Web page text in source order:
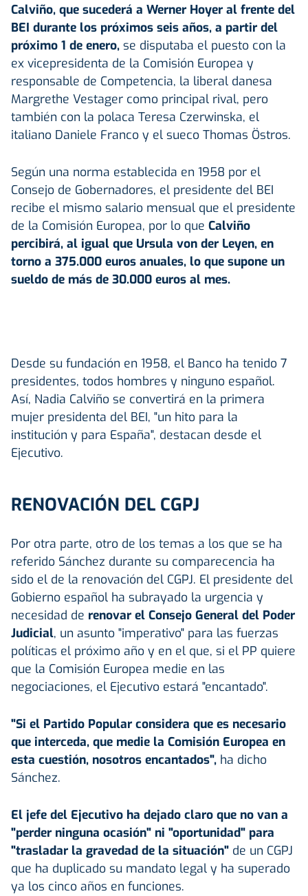
Calviño, que sucederá a Werner Hoyer al frente del
BEI durante los próximos seis años, a partir del
próximo 1 de enero, se disputaba el puesto con la
ex vicepresidenta de la Comisión Europea y
responsable de Competencia, la liberal danesa
Margrethe Vestager como principal rival, pero
también con la polaca Teresa Czerwinska, el
italiano Daniele Franco y el sueco Thomas Östros.
Según una norma establecida en 1958 por el
Consejo de Gobernadores, el presidente del BEI
recibe el mismo salario mensual que el presidente
de la Comisión Europea, por lo que Calviño
percibirá, al igual que Ursula von der Leyen, en
torno a 375.000 euros anuales, lo que supone un
sueldo de más de 30.000 euros al mes.
Desde su fundación en 1958, el Banco ha tenido 7
presidentes, todos hombres y ninguno español.
Así, Nadia Calviño se convertirá en la primera
mujer presidenta del BEI, "un hito para la
institución y para España", destacan desde el
Ejecutivo.
RENOVACIÓN DEL CGPJ
Por otra parte, otro de los temas a los que se ha
referido Sánchez durante su comparecencia ha
sido el de la renovación del CGPJ. El presidente del
Gobierno español ha subrayado la urgencia y
necesidad de renovar el Consejo General del Poder
Judicial, un asunto "imperativo" para las fuerzas
políticas el próximo año y en el que, si el PP quiere
que la Comisión Europea medie en las
negociaciones, el Ejecutivo estará "encantado".
"Si el Partido Popular considera que es necesario
que interceda, que medie la Comisión Europea en
esta cuestión, nosotros encantados", ha dicho
Sánchez.
El jefe del Ejecutivo ha dejado claro que no van a
"perder ninguna ocasión" ni "oportunidad" para
"trasladar la gravedad de la situación" de un CGPJ
que ha duplicado su mandato legal y ha superado
ya los cinco años en funciones.